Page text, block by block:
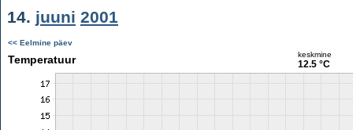
14. juuni 2001
<< Eelmine päev
Temperatuur keskmine
12.5 °C